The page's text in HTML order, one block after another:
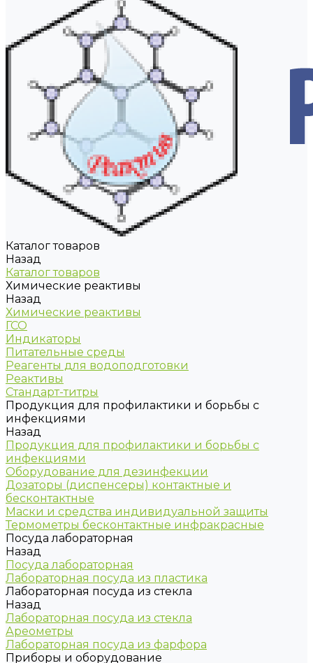
Каталог товаров
Назад
Каталог товаров
Химические реактивы
Назад
Химические реактивы
ГСО
Индикаторы
Питательные среды
Реагенты для водоподготовки
Реактивы
Стандарт-титры
Продукция для профилактики и борьбы с
инфекциями
Назад
Продукция для профилактики и борьбы с
инфекциями
Оборудование для дезинфекции
Дозаторы (диспенсеры) контактные и
бесконтактные
Маски и средства индивидуальной защиты
Термометры бесконтактные инфракрасные
Посуда лабораторная
Назад
Посуда лабораторная
Лабораторная посуда из пластика
Лабораторная посуда из стекла
Назад
Лабораторная посуда из стекла
Ареометры
Лабораторная посуда из фарфора
Приборы и оборудование